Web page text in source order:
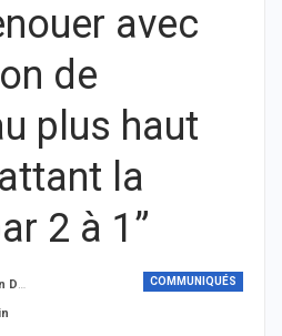
avec
de
plus haut
la
2 à 1”
COMMUNIQUÉS